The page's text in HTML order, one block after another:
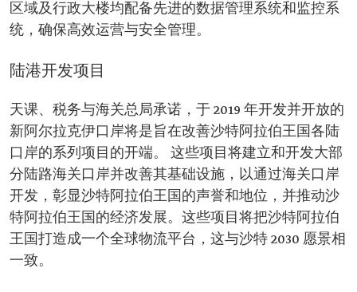
区域及行政大楼均配备先进的数据管理系统和监控系
统，确保高效运营与安全管理。
陆港开发项目
天课、税务与海关总局承诺，于 2019 年开发并开放的
新阿尔拉克伊口岸将是旨在改善沙特阿拉伯王国各陆
口岸的系列项目的开端。 这些项目将建立和开发大部
分陆路海关口岸并改善其基础设施，以通过海关口岸
开发，彰显沙特阿拉伯王国的声誉和地位，并推动沙
特阿拉伯王国的经济发展。这些项目将把沙特阿拉伯
王国打造成一个全球物流平台，这与沙特 2030 愿景相
一致。